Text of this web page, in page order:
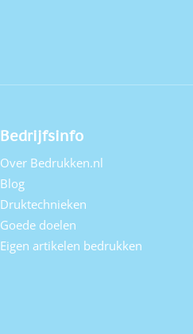
Bedrijfsinfo
Over Bedrukken.nl
Blog
Druktechnieken
Goede doelen
Eigen artikelen bedrukken